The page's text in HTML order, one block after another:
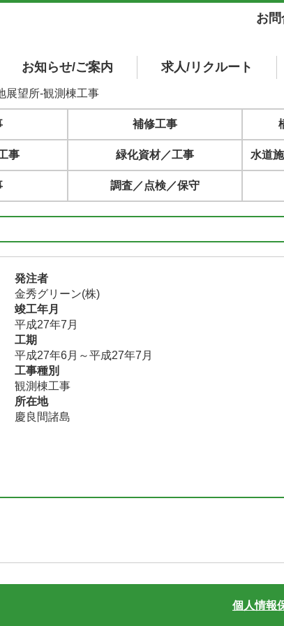
お
お知らせ/ご案内 求人/リクルート
展望所-観測棟工事
補修工事
事 緑化資材／工事 水道
調査／点検／保守
発注者
金秀グリーン(株)
竣工年月
平成27年7月
工期
平成27年6月～平成27年7月
工事種別
観測棟工事
所在地
慶良間諸島
個人情報